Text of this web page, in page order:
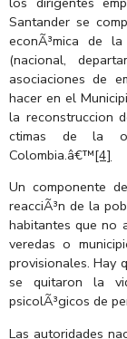
Santander se
econÃ³mica de
(nacional,
asociaciones de
hacer en el
la reconstruccion
ctimas de la
Colombia.â€™[4]
Un componente
reacciÃ³n de la
habitantes que no
veredas o
provisionales. Hay
se quitaron la
psicolÃ³gicos de
Las autoridades